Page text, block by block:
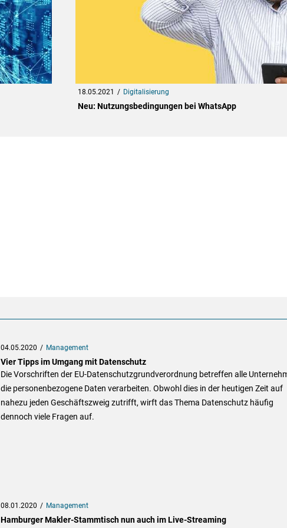
18.05.2021 Digitalisierung
Neu: Nutzungsbedingungen bei WhatsApp
04.05.2020 Management
Vier Tipps im Umgang mit Datenschutz
Die Vorschriften der EU-Datenschutzgrundverordnung betreffen alle
die personenbezogene Daten verarbeiten. Obwohl dies in der heutigen Zeit auf
nahezu jeden Geschäftszweig zutrifft, wirft das Thema Datenschutz häufig
dennoch viele Fragen auf.
08.01.2020 Management
Hamburger Makler-Stammtisch nun auch im Live-Streaming